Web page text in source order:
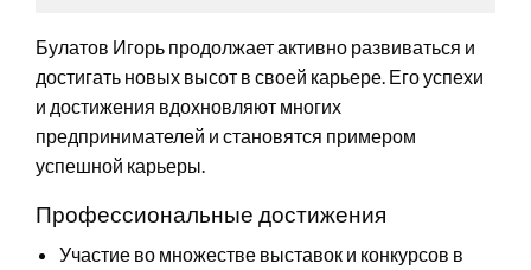
Булатов Игорь продолжает активно развиваться и
достигать новых высот в своей карьере. Его успехи
и достижения вдохновляют многих
предпринимателей и становятся примером
успешной карьеры.
Профессиональные достижения
Участие во множестве выставок и конкурсов в